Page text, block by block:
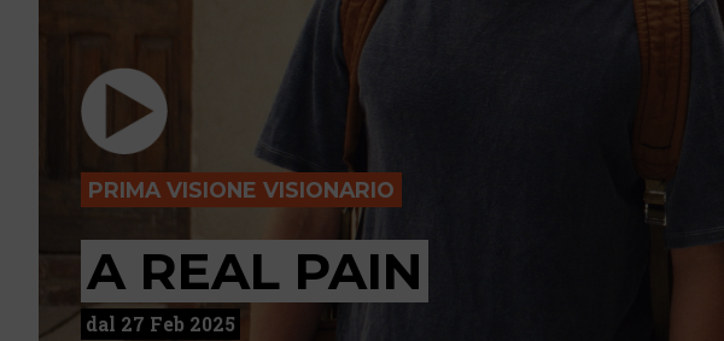
PRIMA VISIONE VISIONARIO
A REAL PAIN
dal 27 Feb 2025